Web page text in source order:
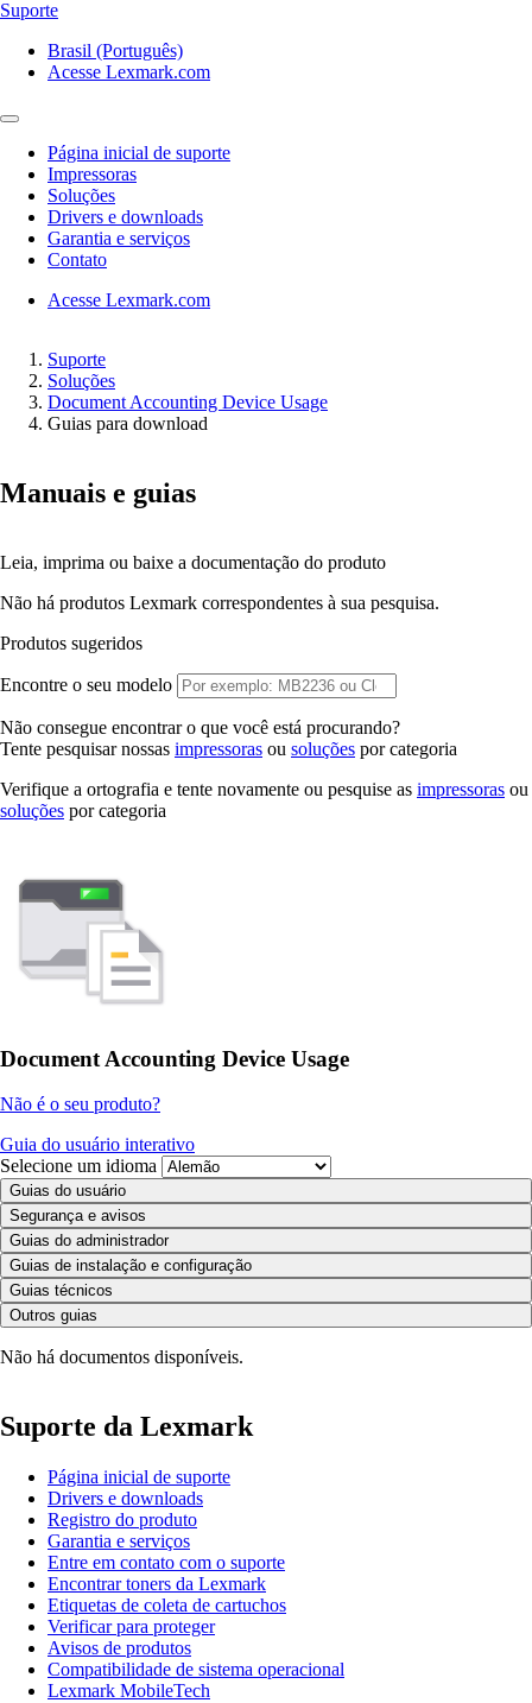
Suporte
Brasil (Português)
Acesse Lexmark.com
Página inicial de suporte
Impressoras
Soluções
Drivers e downloads
Garantia e serviços
Contato
Acesse Lexmark.com
Suporte
Soluções
Document Accounting Device Usage
Guias para download
Manuais e guias
Leia, imprima ou baixe a documentação do produto
Não há produtos Lexmark correspondentes à sua pesquisa.
Produtos sugeridos
Encontre o seu modelo
Não consegue encontrar o que você está procurando?
Tente pesquisar nossas impressoras ou soluções por categoria
Verifique a ortografia e tente novamente ou pesquise as impressoras ou
soluções por categoria
Document Accounting Device Usage
Não é o seu produto?
Guia do usuário interativo
Selecione um idioma
Guias do usuário
Segurança e avisos
Guias do administrador
Guias de instalação e configuração
Guias técnicos
Outros guias
Não há documentos disponíveis.
Suporte da Lexmark
Página inicial de suporte
Drivers e downloads
Registro do produto
Garantia e serviços
Entre em contato com o suporte
Encontrar toners da Lexmark
Etiquetas de coleta de cartuchos
Verificar para proteger
Avisos de produtos
Compatibilidade de sistema operacional
Lexmark MobileTech